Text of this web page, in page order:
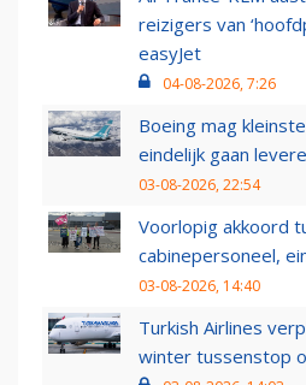
reizigers van
easyJet
04-08-2026, 7:26
Boeing mag
eindelijk gaan
03-08-2026, 22:54
Voorlopig akkoord
cabinepersoneel,
03-08-2026, 14:40
Turkish Airlines
winter tussenstop